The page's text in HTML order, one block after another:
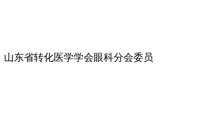
山东省转化医学学会眼科分会委员